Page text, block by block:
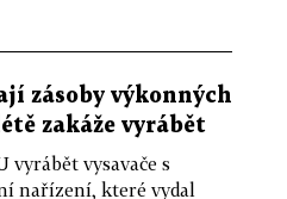
zásoby výkonných
zakáže vyrábět
vyrábět vysavače s
nařízení, které vydal